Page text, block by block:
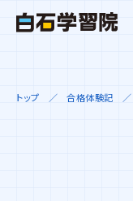
トップ 合格体験記